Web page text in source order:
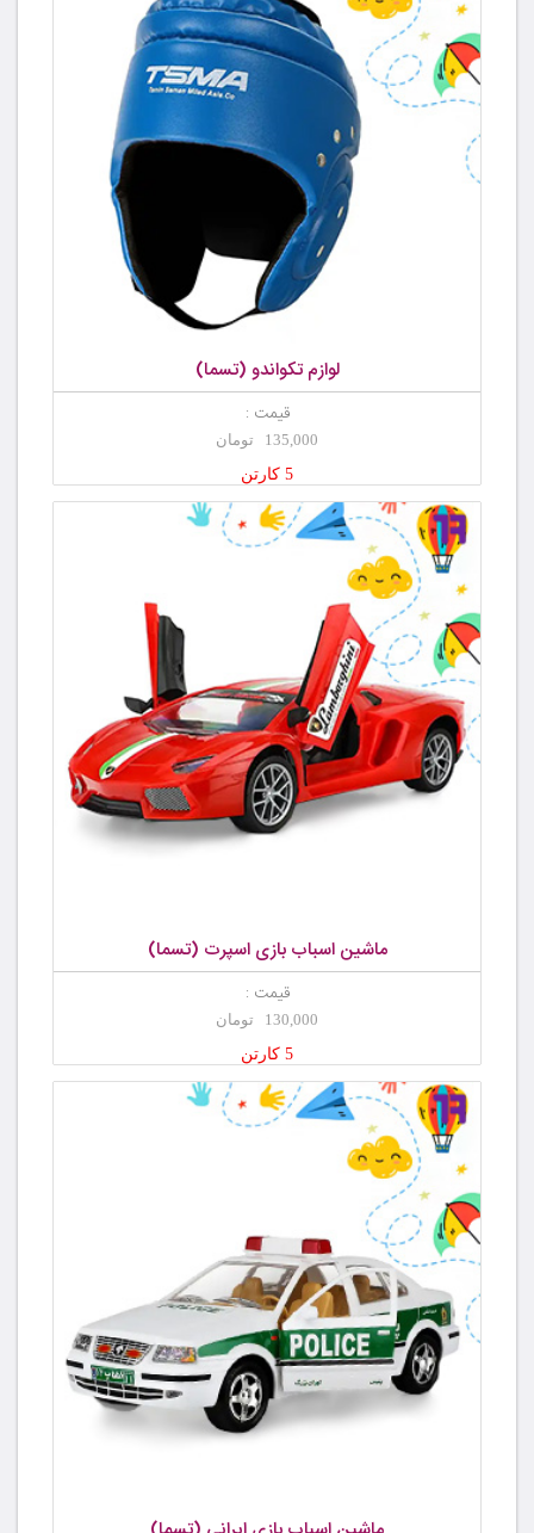
لوازم تکواندو (تسما)
قیمت :
135,000 تومان
5 کارتن
ماشین اسباب بازی اسپرت (تسما)
قیمت :
130,000 تومان
5 کارتن